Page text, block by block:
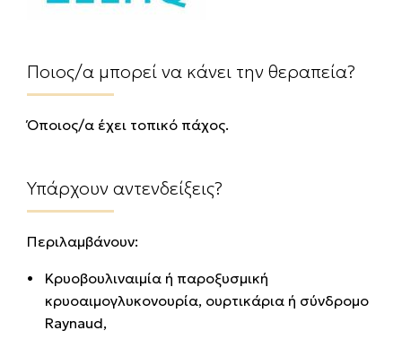
Ποιος/α μπορεί να κάνει την θεραπεία?
Όποιος/α έχει τοπικό πάχος.
Υπάρχουν αντενδείξεις?
Περιλαμβάνουν:
Κρυοβουλιναιμία ή παροξυσμική
κρυοαιμογλυκονουρία, ουρτικάρια ή σύνδρομο
Raynaud,